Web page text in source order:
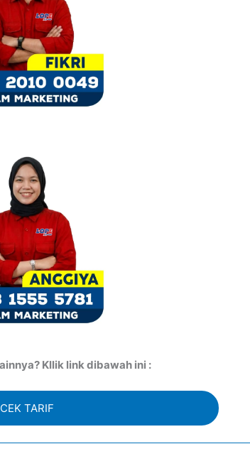
Kllik link dibawah ini :
CEK TARIF